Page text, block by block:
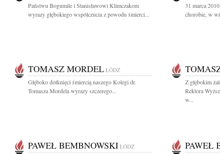
Państwu Bogumile i Stanisławowi Klimczakom
wyrazy głębokiego współczucia z powodu śmierci...
31 marca
chorobie, w
TOMASZ MORDEL ŁÓDŹ
Głęboko dotknięci śmiercią naszego Kolegi dr.
Tomasza Mordela wyrazy szczerego...
Z głębokim
Rektora
w...
PAWEŁ BEMBNOWSKI ŁÓDŹ PAWEŁ